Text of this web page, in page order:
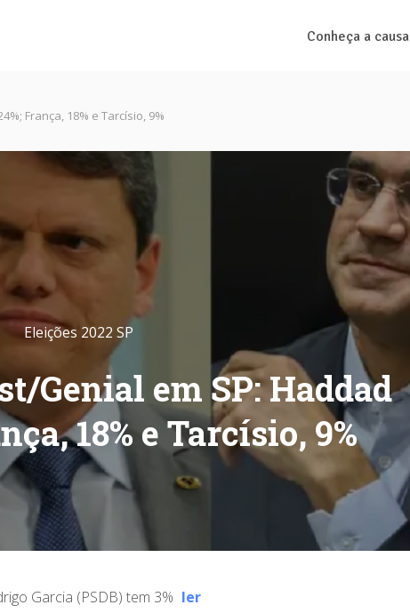
Conheça a causa
França, 18% e Tarcísio, 9%
Eleições 2022 SP
Genial em SP: Haddad
18% e Tarcísio, 9%
Garcia (PSDB) tem 3% ler